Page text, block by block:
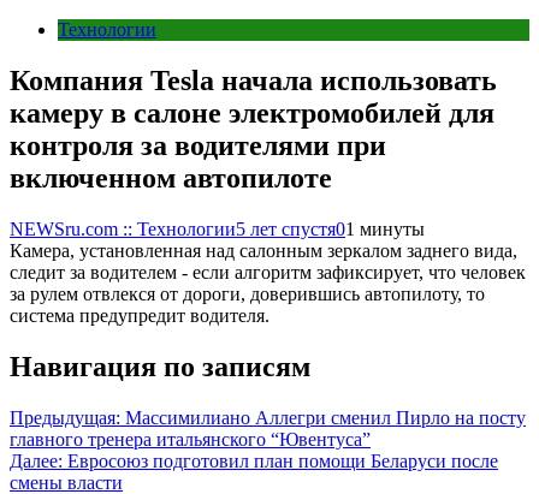
Технологии
Компания Tesla начала использовать
камеру в салоне электромобилей для
контроля за водителями при
включенном автопилоте
NEWSru.com :: Технологии5 лет спустя01 минуты
Камера, установленная над салонным зеркалом заднего вида,
следит за водителем - если алгоритм зафиксирует, что человек
за рулем отвлекся от дороги, доверившись автопилоту, то
система предупредит водителя.
Навигация по записям
Предыдущая: Массимилиано Аллегри сменил Пирло на посту
главного тренера итальянского “Ювентуса”
Далее: Евросоюз подготовил план помощи Беларуси после
смены власти